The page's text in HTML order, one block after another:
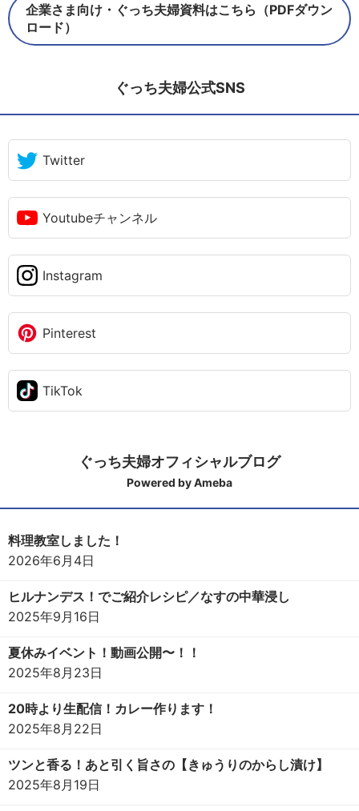
企業さま向け・ぐっち夫婦資料はこちら（PDFダウン
ロード）
ぐっち夫婦公式SNS
Twitter
Youtubeチャンネル
Instagram
Pinterest
TikTok
ぐっち夫婦オフィシャルブログ
Powered by Ameba
料理教室しました！
2026年6月4日
ヒルナンデス！でご紹介レシピ／なすの中華浸し
2025年9月16日
夏休みイベント！動画公開〜！！
2025年8月23日
20時より生配信！カレー作ります！
2025年8月22日
ツンと香る！あと引く旨さの【きゅうりのからし漬け】
2025年8月19日